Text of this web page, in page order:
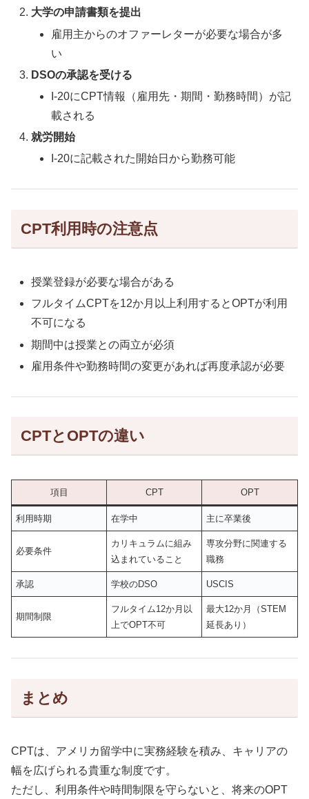
大学の申請書類を提出
雇用主からのオファーレターが必要な場合が多
い
DSOの承認を受ける
I-20にCPT情報（雇用先・期間・勤務時間）が記
載される
就労開始
I-20に記載された開始日から勤務可能
CPT利用時の注意点
授業登録が必要な場合がある
フルタイムCPTを12か月以上利用するとOPTが利用
不可になる
期間中は授業との両立が必須
雇用条件や勤務時間の変更があれば再度承認が必要
CPTとOPTの違い
項目 CPT OPT
利用時期 在学中 主に卒業後
必要条件
カリキュラムに組み
込まれていること
専攻分野に関連する
職務
承認 学校のDSO USCIS
期間制限
フルタイム12か月以
上でOPT不可
最大12か月（STEM
延長あり）
まとめ
CPTは、アメリカ留学中に実務経験を積み、キャリアの
幅を広げられる貴重な制度です。
ただし、利用条件や時間制限を守らないと、将来のOPT